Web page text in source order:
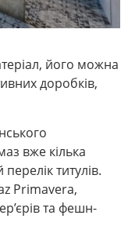
його можна
доробків,
вже кілька
титулів.
Primavera,
та фешн-